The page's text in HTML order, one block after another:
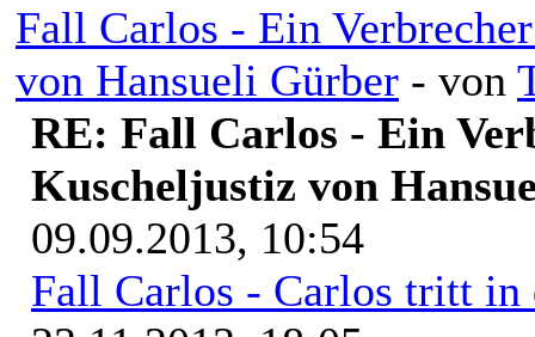
Fall Carlos - Ein
von Hansueli Gürber - von
RE: Fall Carlos - Ein
Kuscheljustiz von
09.09.2013, 10:54
Fall Carlos - Carlos tritt in